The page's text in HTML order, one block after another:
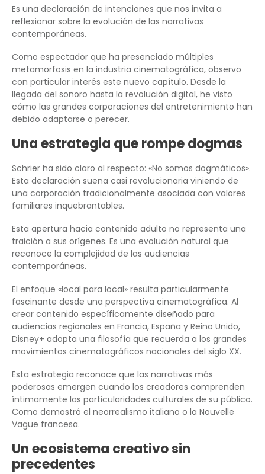
Es una declaración de intenciones que nos invita a
reflexionar sobre la evolución de las narrativas
contemporáneas.
Como espectador que ha presenciado múltiples
metamorfosis en la industria cinematográfica, observo
con particular interés este nuevo capítulo. Desde la
llegada del sonoro hasta la revolución digital, he visto
cómo las grandes corporaciones del entretenimiento han
debido adaptarse o perecer.
Una estrategia que rompe dogmas
Schrier ha sido claro al respecto: «No somos dogmáticos».
Esta declaración suena casi revolucionaria viniendo de
una corporación tradicionalmente asociada con valores
familiares inquebrantables.
Esta apertura hacia contenido adulto no representa una
traición a sus orígenes. Es una evolución natural que
reconoce la complejidad de las audiencias
contemporáneas.
El enfoque «local para local» resulta particularmente
fascinante desde una perspectiva cinematográfica. Al
crear contenido específicamente diseñado para
audiencias regionales en Francia, España y Reino Unido,
Disney+ adopta una filosofía que recuerda a los grandes
movimientos cinematográficos nacionales del siglo XX.
Esta estrategia reconoce que las narrativas más
poderosas emergen cuando los creadores comprenden
íntimamente las particularidades culturales de su público.
Como demostró el neorrealismo italiano o la Nouvelle
Vague francesa.
Un ecosistema creativo sin
precedentes